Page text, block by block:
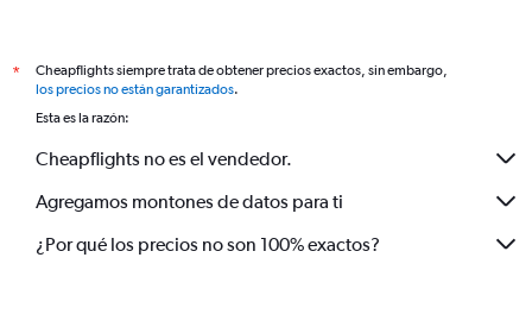
*
Cheapflights siempre trata de obtener precios exactos, sin embargo,
los precios no están garantizados.
Esta es la razón:
Cheapflights no es el vendedor.
Agregamos montones de datos para ti
¿Por qué los precios no son 100% exactos?